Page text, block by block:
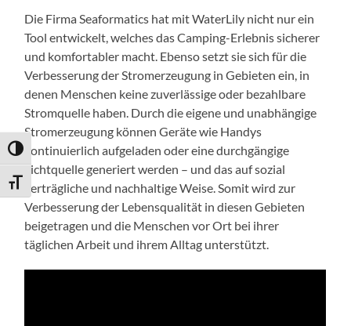
Umschalten auf hohe Kontraste
Schrift vergrößern
Die Firma Seaformatics hat mit WaterLily nicht nur ein
Tool entwickelt, welches das Camping-Erlebnis sicherer
und komfortabler macht. Ebenso setzt sie sich für die
Verbesserung der Stromerzeugung in Gebieten ein, in
denen Menschen keine zuverlässige oder bezahlbare
Stromquelle haben. Durch die eigene und unabhängige
Stromerzeugung können Geräte wie Handys
kontinuierlich aufgeladen oder eine durchgängige
Lichtquelle generiert werden – und das auf sozial
verträgliche und nachhaltige Weise. Somit wird zur
Verbesserung der Lebensqualität in diesen Gebieten
beigetragen und die Menschen vor Ort bei ihrer
täglichen Arbeit und ihrem Alltag unterstützt.